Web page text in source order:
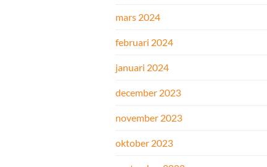
mars 2024
februari 2024
januari 2024
december 2023
november 2023
oktober 2023